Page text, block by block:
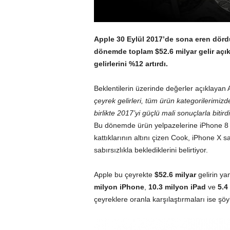
Apple 30 Eylül 2017’de sona eren
dönemde toplam $52.6 milyar gelir
gelirlerini %12 artırdı.
Beklentilerin üzerinde değerler açıklayan
çeyrek gelirleri, tüm ürün
birlikte 2017’yi güçlü mali sonuçlarla
Bu dönemde ürün yelpazelerine iPhone 8
kattıklarının altını çizen Cook, iPhone X
sabırsızlıkla beklediklerini belirtiyor.
Apple bu çeyrekte $52.6 milyargelirin
milyon iPhone, 10.3 milyon iPad ve 5.4
çeyreklere oranla karşılaştırmaları ise